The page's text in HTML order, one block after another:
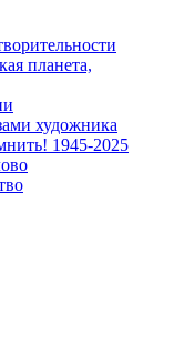
планета,
художника
1945-2025